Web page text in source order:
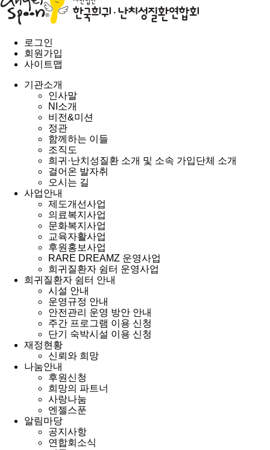
로그인
회원가입
사이트맵
기관소개
인사말
NI소개
비전&미션
정관
함께하는 이들
조직도
희귀·난치성질환 소개 및 소속 가입단체 소개
걸어온 발자취
오시는 길
사업안내
제도개선사업
의료복지사업
문화복지사업
교육자활사업
후원홍보사업
RARE DREAMZ 운영사업
희귀질환자 쉼터 운영사업
희귀질환자 쉼터 안내
시설 안내
운영규정 안내
안전관리 운영 방안 안내
주간 프로그램 이용 신청
단기 숙박시설 이용 신청
재정현황
신뢰와 희망
나눔안내
후원신청
희망의 파트너
사랑나눔
엔젤스푼
알림마당
공지사항
연합회소식